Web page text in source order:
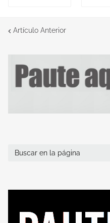
Artículo Anterior